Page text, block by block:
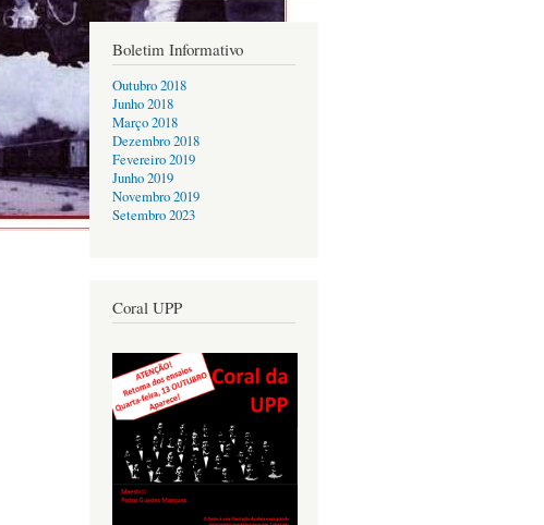
Boletim Informativo
Outubro 2018
Junho 2018
Março 2018
Dezembro 2018
Fevereiro 2019
Junho 2019
Novembro 2019
Setembro 2023
Coral UPP